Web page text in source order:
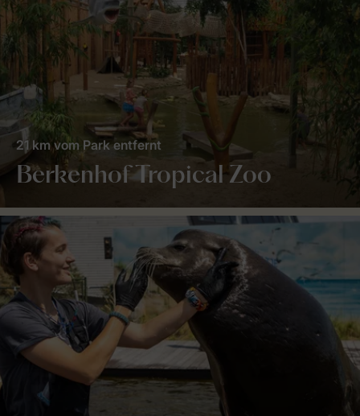
Berkenhof Tropical Zoo
21 km vom Park entfernt